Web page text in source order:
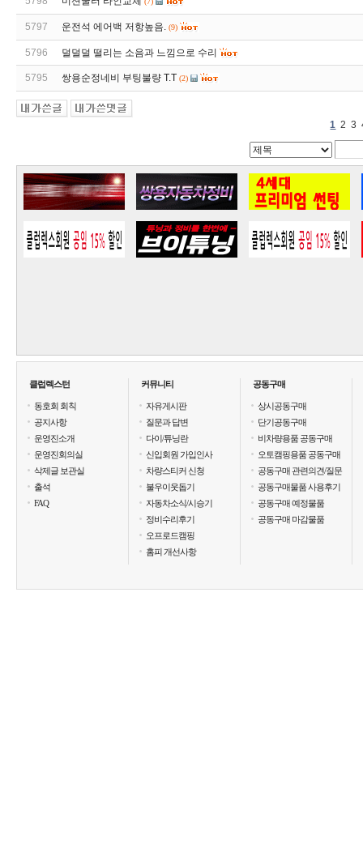
5797 운전석 에어백 저항높음. (9)
5796 덜덜덜 떨리는 소음과 느낌으로 수리
5795 쌍용순정네비 부팅불량 T.T (2)
1 2 3
클럽렉스턴
동호회 회칙
공지사항
운영진소개
운영진회의실
삭제글 보관실
출석
FAQ
커뮤니티
자유게시판
질문과 답변
다이/튜닝란
신입회원 가입인사
차량스티커 신청
불우이웃돕기
자동차소식/시승기
정비수리후기
오프로드캠핑
홈피 개선사항
공동구매
상시공동구매
단기공동구매
비차량용품 공동구매
오토캠핑용품 공동구매
공동구매 관련의견/질문
공동구매물품 사용후기
공동구매 예정물품
공동구매 마감물품